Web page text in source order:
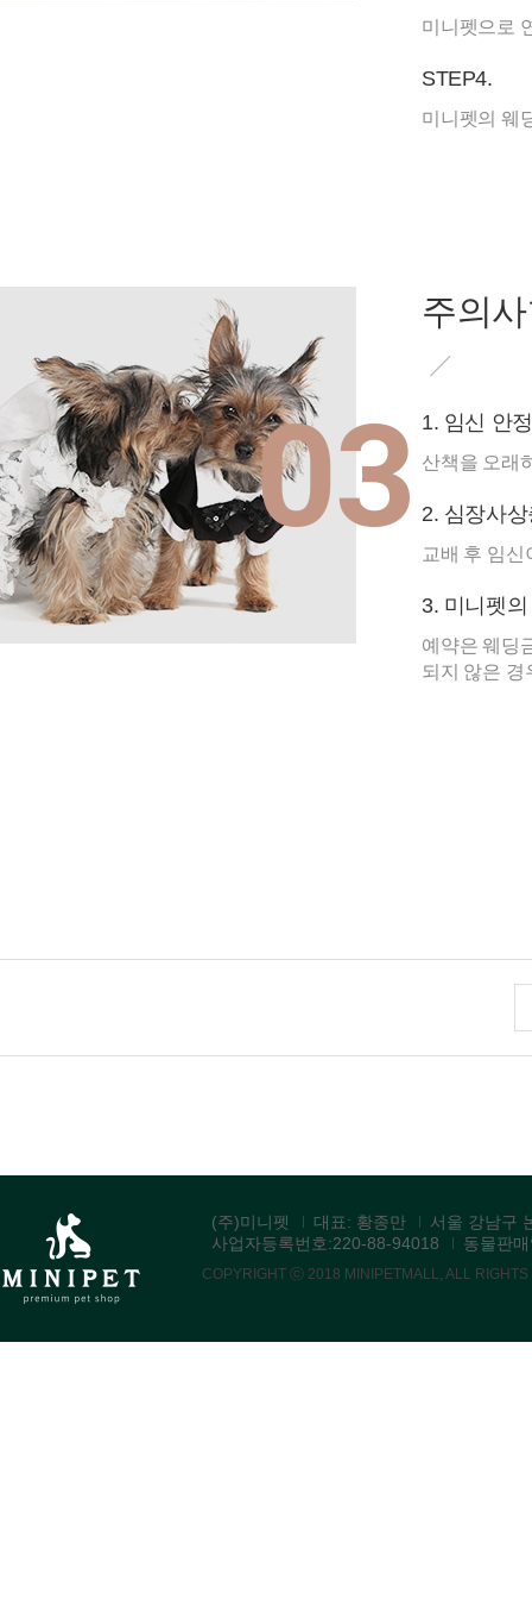
미니펫으로
STEP4.
미니펫의 웨
03
주의
1. 임신 안
산책을 오래
2. 심장사
교배 후 임신
3. 미니펫
예약은 웨딩
되지 않은 경
(주)미니펫 대표: 황종만
서울 강남구
사업자등록번호:220-88-94018
동물판
COPYRIGHT ⓒ 2018 MINIPETMALL, ALL